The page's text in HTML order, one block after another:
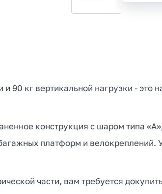
90 кг вертикальной нагрузки - это
конструкция с шаром типа
платформ и велокреплений.
части, вам требуется